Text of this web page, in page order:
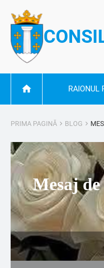
RAIONUL
PRIMA PAGINĂ BLOG
Mesaj